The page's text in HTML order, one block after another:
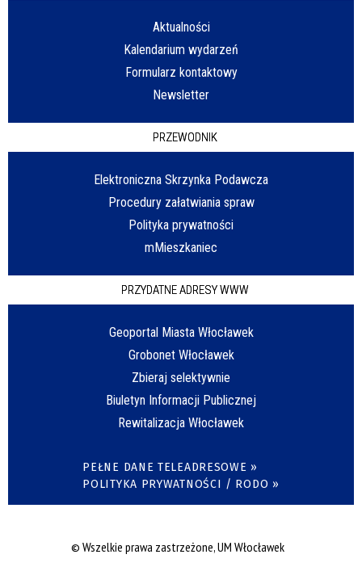
Aktualności
Kalendarium wydarzeń
Formularz kontaktowy
Newsletter
PRZEWODNIK
Elektroniczna Skrzynka Podawcza
Procedury załatwiania spraw
Polityka prywatności
mMieszkaniec
PRZYDATNE ADRESY WWW
Geoportal Miasta Włocławek
Grobonet Włocławek
Zbieraj selektywnie
Biuletyn Informacji Publicznej
Rewitalizacja Włocławek
PEŁNE DANE TELEADRESOWE »
POLITYKA PRYWATNOŚCI / RODO »
© Wszelkie prawa zastrzeżone, UM Włocławek